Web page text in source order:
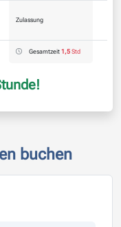
Zulassung
Gesamtzeit 1,5 Std
buchen